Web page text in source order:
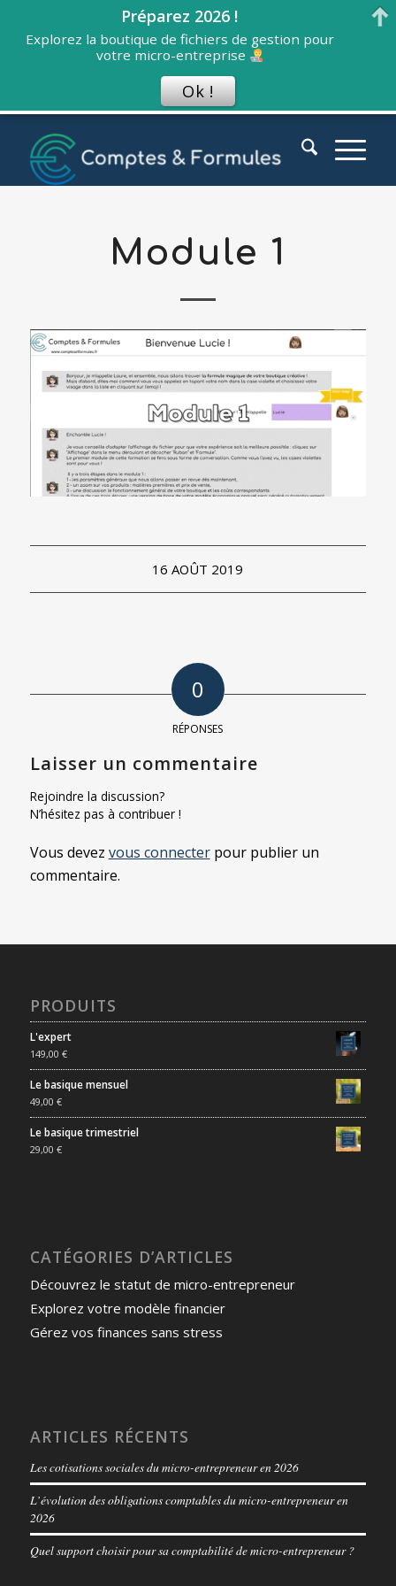
Module 1
16 AOÛT 2019
0
RÉPONSES
Laisser un commentaire
Rejoindre la discussion?
N’hésitez pas à contribuer !
Vous devez vous connecterpour publier un
commentaire.
PRODUITS
L'expert
149,00 €
Le basique mensuel
49,00 €
Le basique trimestriel
29,00 €
CATÉGORIES D’ARTICLES
Découvrez le statut de micro-entrepreneur
Explorez votre modèle financier
Gérez vos finances sans stress
ARTICLES RÉCENTS
Les cotisations sociales du micro-entrepreneur en 2026
L’évolution des obligations comptables du micro-entrepreneur en
2026
Quel support choisir pour sa comptabilité de micro-entrepreneur ?
Préparez 2026 !
Explorez la boutique de fichiers de gestion pour
votre micro-entreprise
Ok !